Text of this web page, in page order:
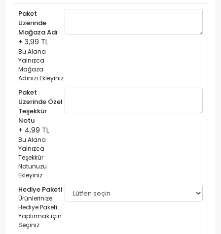
Paket
Üzerinde
Mağaza Adı
+ 3,99 TL
Bu Alana
Yalnızca
Mağaza
Adınızı Ekleyiniz
Paket
Üzerinde Özel
Teşekkür
Notu
+ 4,99 TL
Bu Alana
Yalnızca
Teşekkür
Notunuzu
Ekleyiniz
Hediye Paketi
Ürünlerinize
Hediye Paketi
Yaptırmak için
Seçiniz